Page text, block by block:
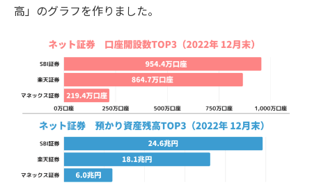
高」のグラフを作りました。